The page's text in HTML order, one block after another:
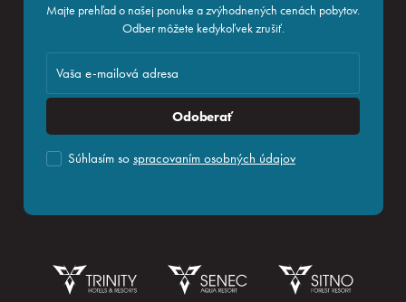
Majte prehľad o našej ponuke a zvýhodnených cenách pobytov.
Odber môžete kedykoľvek zrušiť.
Odoberať
Súhlasím so spracovaním osobných údajov